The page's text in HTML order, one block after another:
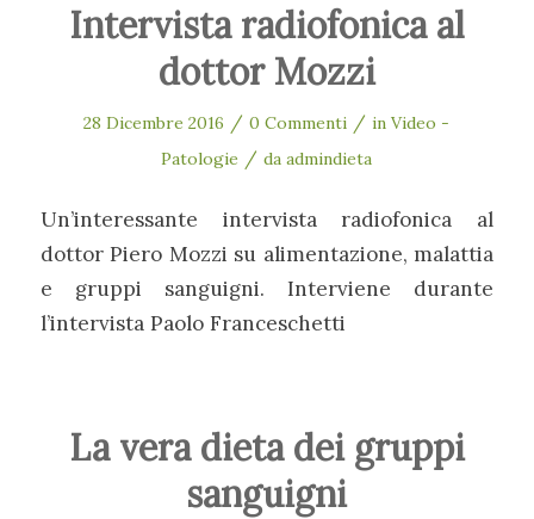
Intervista radiofonica al
dottor Mozzi
28 Dicembre 2016 / 0 Commenti / inVideo -
Patologie / daadmindieta
Un’interessante intervista radiofonica al
dottor Piero Mozzi su alimentazione, malattia
e gruppi sanguigni. Interviene durante
l’intervista Paolo Franceschetti
La vera dieta dei gruppi
sanguigni